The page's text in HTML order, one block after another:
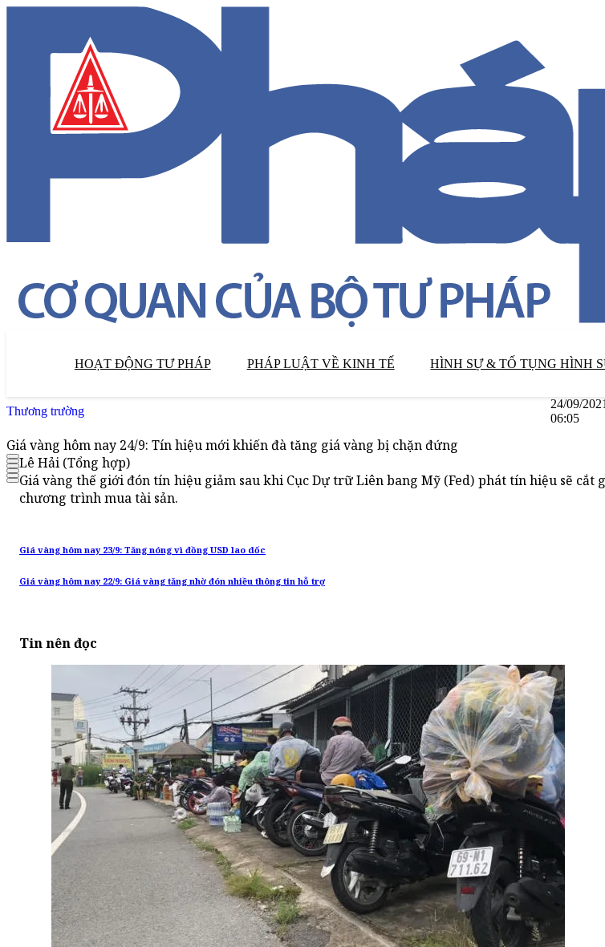
HOẠT ĐỘNG TƯ PHÁP PHÁP LUẬT VỀ KINH TẾ HÌNH SỰ & TỐ TỤNG HÌNH
Thương trường
24/09/2021
06:05
Giá vàng hôm nay 24/9: Tín hiệu mới khiến đà tăng giá vàng bị chặn đứng
Lê Hải (Tổng hợp)
Giá vàng thế giới đón tín hiệu giảm sau khi Cục Dự trữ Liên bang Mỹ (Fed) phát tín hiệu sẽ cắt
chương trình mua tài sản.
Giá vàng hôm nay 23/9: Tăng nóng vì đồng USD lao dốc
Giá vàng hôm nay 22/9: Giá vàng tăng nhờ đón nhiều thông tin hỗ trợ
Tin nên đọc